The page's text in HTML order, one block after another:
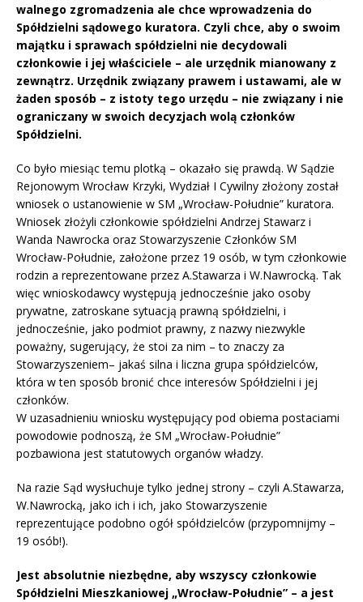
walnego zgromadzenia ale chce wprowadzenia do
Spółdzielni sądowego kuratora. Czyli chce, aby o swoim
majątku i sprawach spółdzielni nie decydowali
członkowie i jej właściciele – ale urzędnik mianowany z
zewnątrz. Urzędnik związany prawem i ustawami, ale w
żaden sposób – z istoty tego urzędu – nie związany i nie
ograniczany w swoich decyzjach wolą członków
Spółdzielni.
Co było miesiąc temu plotką – okazało się prawdą. W Sądzie
Rejonowym Wrocław Krzyki, Wydział I Cywilny złożony został
wniosek o ustanowienie w SM „Wrocław-Południe” kuratora.
Wniosek złożyli członkowie spółdzielni Andrzej Stawarz i
Wanda Nawrocka oraz Stowarzyszenie Członków SM
Wrocław-Południe, założone przez 19 osób, w tym członkowie
rodzin a reprezentowane przez A.Stawarza i W.Nawrocką. Tak
więc wnioskodawcy występują jednocześnie jako osoby
prywatne, zatroskane sytuacją prawną spółdzielni, i
jednocześnie, jako podmiot prawny, z nazwy niezwykle
poważny, sugerujący, że stoi za nim – to znaczy za
Stowarzyszeniem– jakaś silna i liczna grupa spółdzielców,
która w ten sposób bronić chce interesów Spółdzielni i jej
członków.
W uzasadnieniu wniosku występujący pod obiema postaciami
powodowie podnoszą, że SM „Wrocław-Południe”
pozbawiona jest statutowych organów władzy.
Na razie Sąd wysłuchuje tylko jednej strony – czyli A.Stawarza,
W.Nawrocką, jako ich i ich, jako Stowarzyszenie
reprezentujące podobno ogół spółdzielców (przypomnijmy –
19 osób!).
Jest absolutnie niezbędne, aby wszyscy członkowie
Spółdzielni Mieszkaniowej „Wrocław-Południe” – a jest